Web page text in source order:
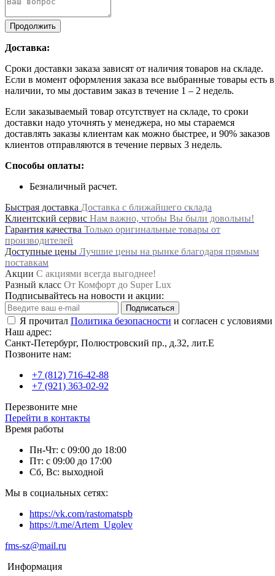
Продолжить
Доставка:
Сроки доставки заказа зависят от наличия товаров на складе.
Если в момент оформления заказа все выбранные товары есть в
наличии, то мы доставим заказ в течение 1 – 2 недель.
Если заказываемый товар отсутствует на складе, то сроки
доставки надо уточнять у менеджера, но мы стараемся
доставлять заказы клиентам как можно быстрее, и 90% заказов
клиентов отправляются в течение первых 3 недель.
Способы оплаты:
Безналичный расчет.
Быстрая доставка Доставка с ближайшего склада
Клиентский сервис Нам важно, чтобы Вы были довольны!
Гарантия качества Только оригинальные товары от
производителей
Доступные цены Лучшие цены на рынке благодаря прямым
поставкам
Акции С акциями всегда выгоднее!
Разный класс От Комфорт до Super Lux
Подписывайтесь на новости и акции:
Подписаться
Я прочитал Политика безопасности и согласен с условиями
Наш адрес:
Санкт-Петербург, Полюстровский пр., д.32, лит.Е
Позвоните нам:
+7 (812) 716-42-88
+7 (921) 363-02-92
Перезвоните мне
Перейти в контакты
Время работы
Пн-Чт: с 09:00 до 18:00
Пт: с 09:00 до 17:00
Сб, Вс: выходной
Мы в социальных сетях:
https://vk.com/rastomatspb
https://t.me/Artem_Ugolev
fms-sz@mail.ru
Информация